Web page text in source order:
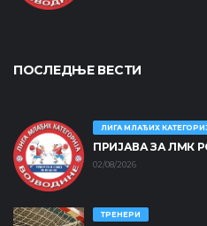
ПОСЛЕДЊЕ ВЕСТИ
ЛИГА МЛАЂИХ
ПРИЈАВА ЗА ЛМК
02/08/2026
ТРЕНЕРИ